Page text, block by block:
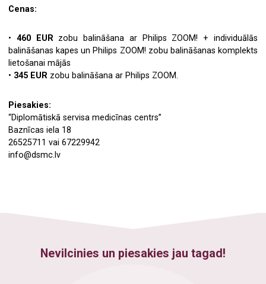
Cenas:
•460 EURzobu balināšana ar Philips ZOOM! + individuālās
balināšanas kapes un Philips ZOOM! zobu balināšanas komplekts
lietošanai mājās
• 345 EUR zobu balināšana ar Philips ZOOM.
Piesakies:
“Diplomātiskā servisa medicīnas centrs”
Baznīcas iela 18
26525711 vai 67229942
info@dsmc.lv
Nevilcinies un piesakies jau tagad!